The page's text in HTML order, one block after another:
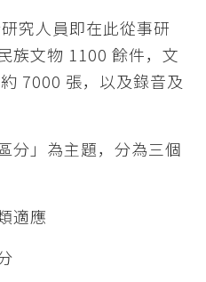
究人員即在此從事研
族文物 1100 餘件，文
7000 張，以及錄音及
分」為主題，分為三個
適應